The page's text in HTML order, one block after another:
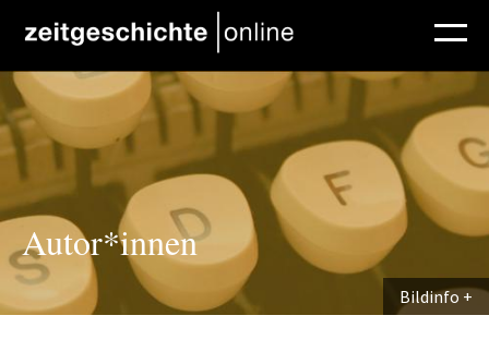
Direkt zum Inhalt
Autor*innen
Bildinfo